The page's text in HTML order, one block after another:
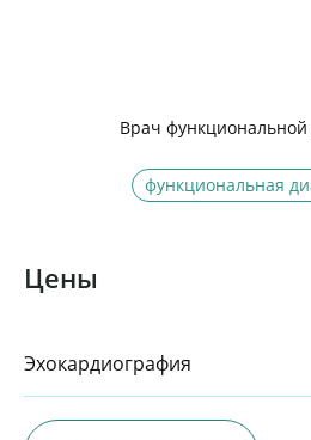
Врач функциональной
функциональная
Цены
Эхокардиография